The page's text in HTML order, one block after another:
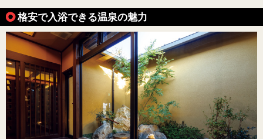
格安で入浴できる温泉の魅力